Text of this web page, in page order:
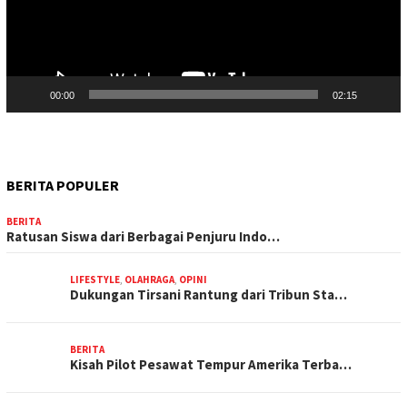
00:00 02:15
BERITA POPULER
BERITA
Ratusan Siswa dari Berbagai Penjuru Indo…
LIFESTYLE, OLAHRAGA, OPINI
Dukungan Tirsani Rantung dari Tribun Sta…
BERITA
Kisah Pilot Pesawat Tempur Amerika Terba…